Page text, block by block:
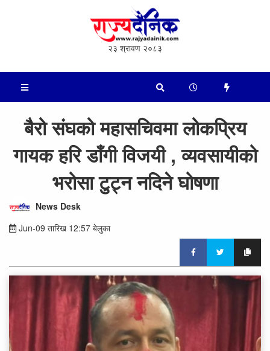
२३ श्रावण २०८३
बैरो संघको महासचिवमा लोकप्रिय
गायक हरि डाँगी विजयी , व्यवसायीको
भरोसा टुट्न नदिने घोषणा
News Desk
Jun-09 तारिख 12:57 बेलुका